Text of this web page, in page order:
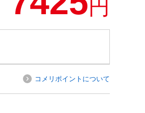
円
コメリポイントについて